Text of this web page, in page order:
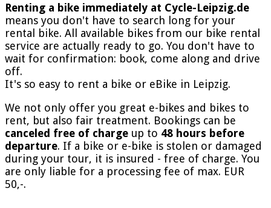
Renting a bike immediately at Cycle-Leipzig.de
means you don't have to search long for your
rental bike. All available bikes from our bike rental
service are actually ready to go. You don't have to
wait for confirmation: book, come along and drive
off.
It's so easy to rent a bike or eBike in Leipzig.
We not only offer you great e-bikes and bikes to
rent, but also fair treatment. Bookings can be
canceled free of charge up to 48 hours before
departure. If a bike or e-bike is stolen or damaged
during your tour, it is insured - free of charge. You
are only liable for a processing fee of max. EUR
50,-.